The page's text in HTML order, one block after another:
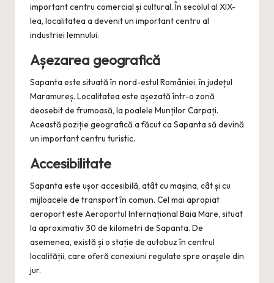
important centru comercial și cultural. În secolul al XIX-
lea, localitatea a devenit un important centru al
industriei lemnului.
Așezarea geografică
Sapanta este situată în nord-estul României, în județul
Maramureș. Localitatea este așezată într-o zonă
deosebit de frumoasă, la poalele Munților Carpați.
Această poziție geografică a făcut ca Sapanta să devină
un important centru turistic.
Accesibilitate
Sapanta este ușor accesibilă, atât cu mașina, cât și cu
mijloacele de transport în comun. Cel mai apropiat
aeroport este Aeroportul Internațional Baia Mare, situat
la aproximativ 30 de kilometri de Sapanta. De
asemenea, există și o stație de autobuz în centrul
localității, care oferă conexiuni regulate spre orașele din
jur.